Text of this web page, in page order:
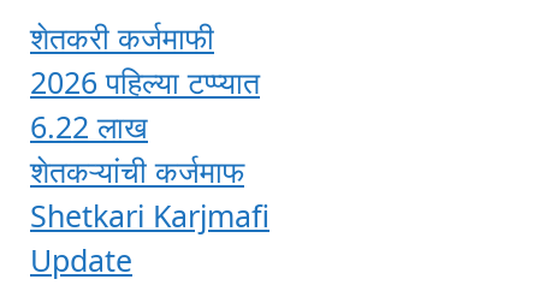
शेतकरी कर्जमाफी
2026 पहिल्या टप्प्यात
6.22 लाख
शेतकऱ्यांची कर्जमाफ
Shetkari Karjmafi
Update